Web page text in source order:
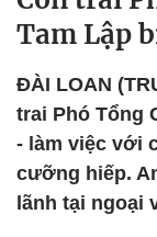
Tam Lập
ĐÀI LOAN
trai Phó Tổng
- làm việc với
cưỡng hiếp.
lãnh tại ngoại